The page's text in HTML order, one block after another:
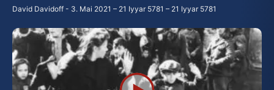
David Davidoff 3. Mai 2021 – 21 Iyyar 5781 – 21 Iyyar 5781